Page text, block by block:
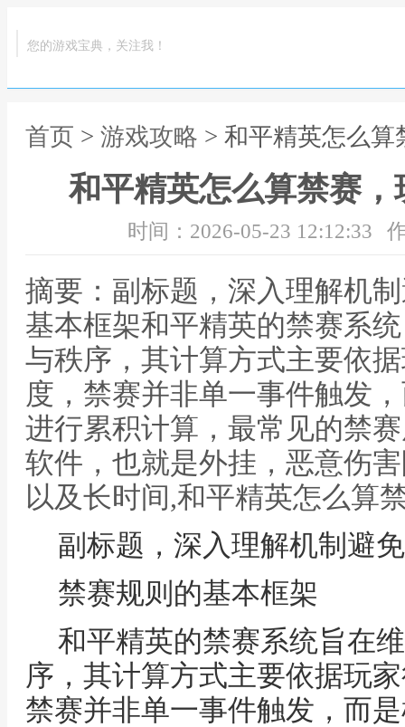
您的游戏宝典，关注我！
首页 > 游戏攻略 > 和平精英怎么
和平精英怎么算禁赛
时间：2026-05-23 12:12:33
摘要：副标题，深入理解机
基本框架和平精英的禁赛系
与秩序，其计算方式主要依
度，禁赛并非单一事件触发
进行累积计算，最常见的禁
软件，也就是外挂，恶意伤
以及长时间,和平精英怎么算
副标题，深入理解机制避
禁赛规则的基本框架
和平精英的禁赛系统旨在
序，其计算方式主要依据玩
禁赛并非单一事件触发，而